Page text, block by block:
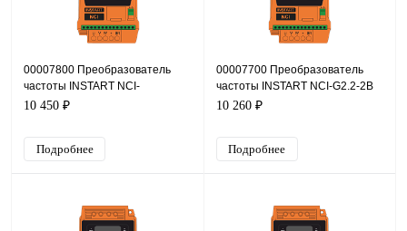
00007800 Преобразователь
частоты INSTART NCI-
G0.75/P1.5-4B +NCI-SM, 380В,
10 450 ₽
Подробнее
00007700 Преобразователь
частоты INSTART NCI-G2.2-2В
+NCI-SM, 220В, 2,2кВт, 9,6А
10 260 ₽
Подробнее